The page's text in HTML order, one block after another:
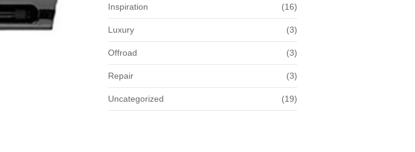
Inspiration (16)
Luxury (3)
Offroad (3)
Repair (3)
Uncategorized (19)